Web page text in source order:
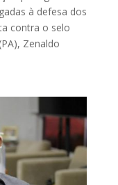
à defesa dos
contra o selo
Zenaldo